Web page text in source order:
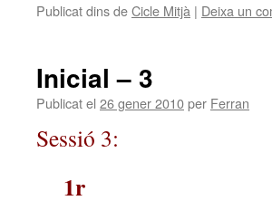
Publicat dins deCicle Mitjà | Deixa un
Inicial – 3
Publicat el 26 gener 2010per Ferran
Sessió 3:
1r